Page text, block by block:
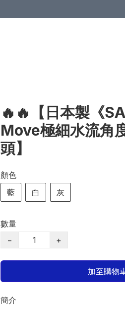
🔥🔥【日本製《
Move極細水流角
頭】
顏色
藍
白 灰
數量
−
+
加至購物
簡介